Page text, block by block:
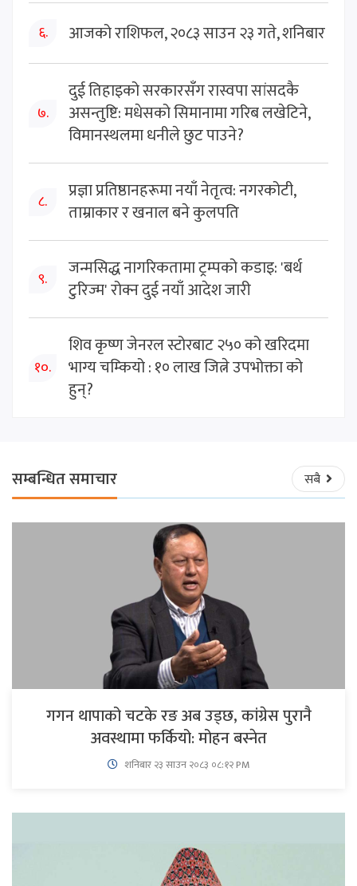
६. आजको राशिफल, २०८३ साउन २३ गते, शनिबार
७.
दुई तिहाइको सरकारसँग रास्वपा सांसदकै
असन्तुष्टि: मधेसको सिमानामा गरिब लखेटिने,
विमानस्थलमा धनीले छुट पाउने?
८.
प्रज्ञा प्रतिष्ठानहरूमा नयाँ नेतृत्व: नगरकोटी,
ताम्राकार र खनाल बने कुलपति
९.
जन्मसिद्ध नागरिकतामा ट्रम्पको कडाइ: 'बर्थ
टुरिज्म' रोक्न दुई नयाँ आदेश जारी
१०.
शिव कृष्ण जेनरल स्टोरबाट २५० को खरिदमा
भाग्य चम्कियो : १० लाख जित्ने उपभोक्ता को
हुन्?
सम्बन्धित समाचार सबै
गगन थापाको चटके रङ अब उड्छ, कांग्रेस पुरानै
अवस्थामा फर्कियो: मोहन बस्नेत
शनिबार २३ साउन २०८३ ०८:१२ PM